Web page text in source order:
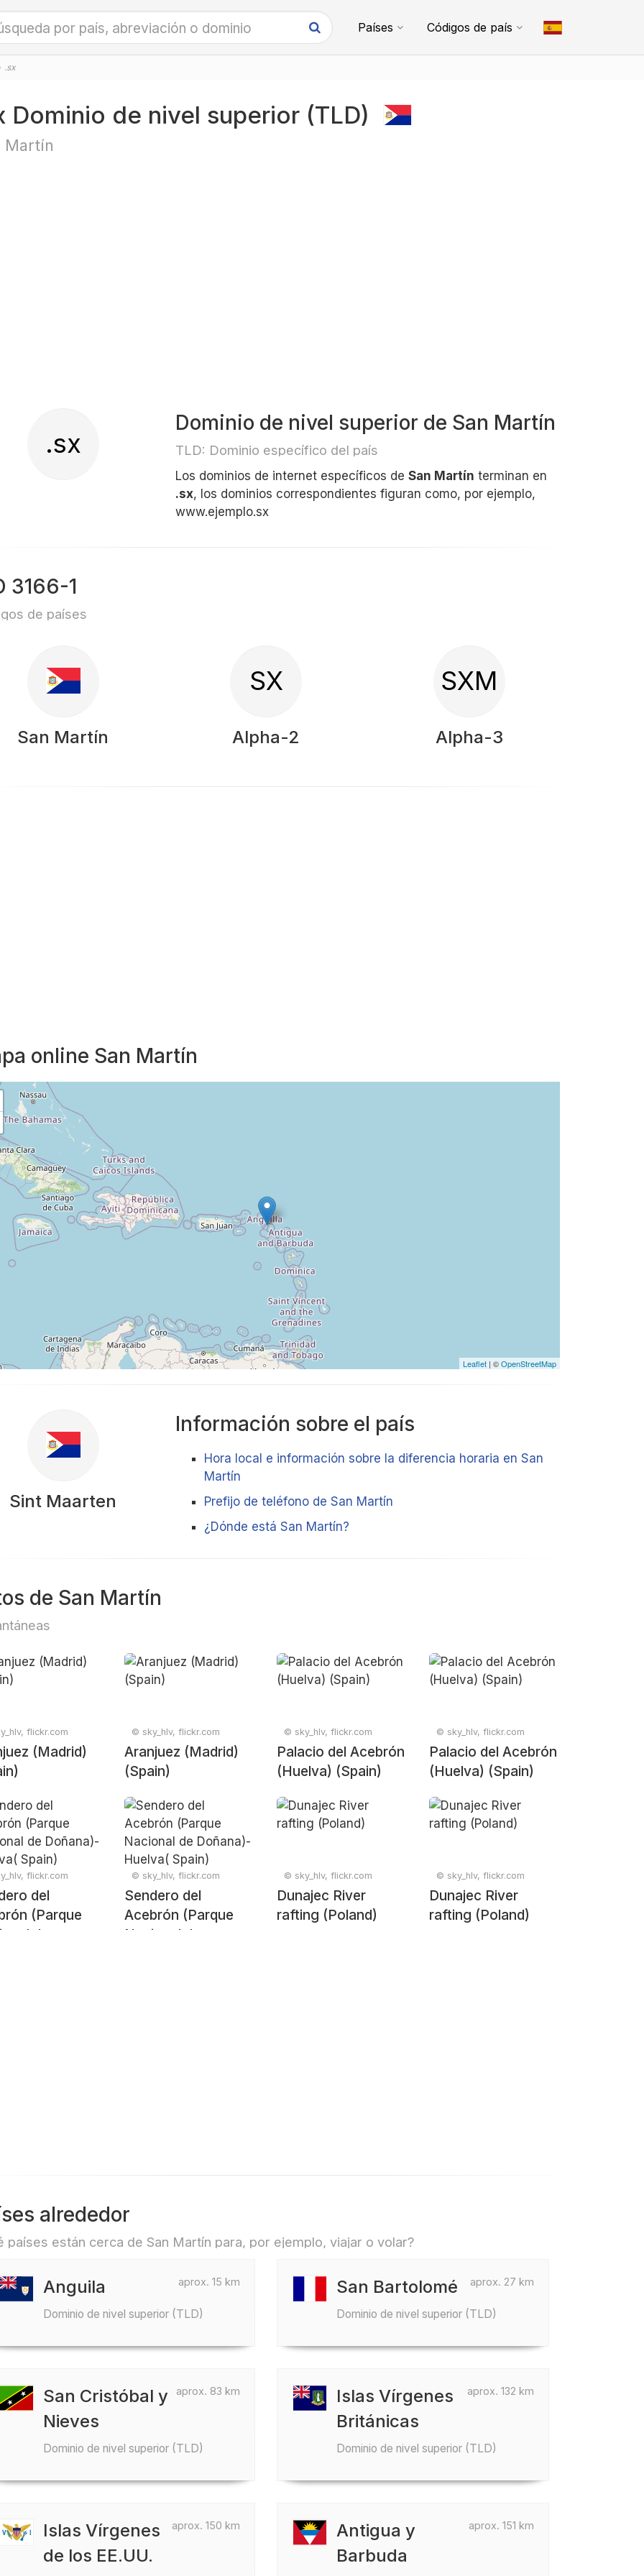
Países Códigos de país
.sx
Dominio de nivel superior (TLD)
Martín
.sx
Dominio de nivel superior de San Martín
TLD: Dominio específico del país
Los dominios de internet específicos de San Martín terminan en
.sx, los dominios correspondientes figuran como, por ejemplo,
www.ejemplo.sx
3166-1
de países
San Martín
SX
Alpha-2
SXM
Alpha-3
online San Martín
Leaflet | ©OpenStreetMap
Sint Maarten
Información sobre el país
Hora local e información sobre la diferencia horaria en San
Martín
Prefijo de teléfono de San Martín
¿Dónde está San Martín?
de San Martín
flickr.com
(Madrid)
© sky_hlv, flickr.com
Aranjuez (Madrid)
(Spain)
© sky_hlv, flickr.com
Palacio del Acebrón
(Huelva) (Spain)
© sky_hlv, flickr.com
Palacio del Acebrón
(Huelva) (Spain)
flickr.com
del
(Parque
de
© sky_hlv, flickr.com
Sendero del
Acebrón (Parque
Nacional de
© sky_hlv, flickr.com
Dunajec River
rafting (Poland)
© sky_hlv, flickr.com
Dunajec River
rafting (Poland)
alrededor
países están cerca de San Martín para, por ejemplo, viajar o volar?
aprox. 15 km
Anguila
Dominio de nivel superior (TLD)
aprox. 27 km
San Bartolomé
Dominio de nivel superior (TLD)
aprox. 83 km
San Cristóbal y
Nieves
Dominio de nivel superior (TLD)
aprox. 132 km
Islas Vírgenes
Británicas
Dominio de nivel superior (TLD)
aprox. 150 km
Islas Vírgenes
de los EE.UU.
aprox. 151 km
Antigua y
Barbuda